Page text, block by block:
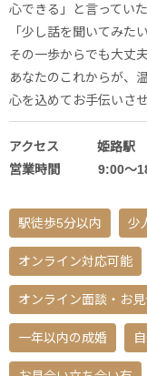
心できる」と言ってい
「少し話を聞いてみたい
その一歩からでも大丈夫
あなたのこれからが、
心を込めてお手伝いさ
アクセス 姫路駅
営業時間 9:00〜
駅徒歩5分以内 少
オンライン対応可能
オンライン面談・お
一年以内の成婚